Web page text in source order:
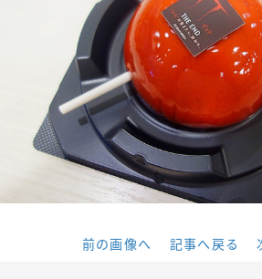
前の画像へ 記事へ戻る